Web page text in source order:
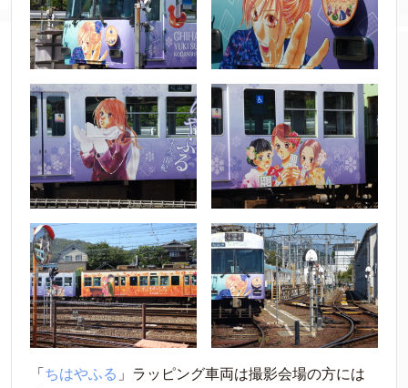
「 ちはやふる 」ラッピング車両は撮影会場の方には